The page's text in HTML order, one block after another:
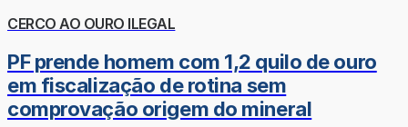
CERCO AO OURO ILEGAL
PF prende homem com 1,2 quilo de ouro
em fiscalização de rotina sem
comprovação origem do mineral